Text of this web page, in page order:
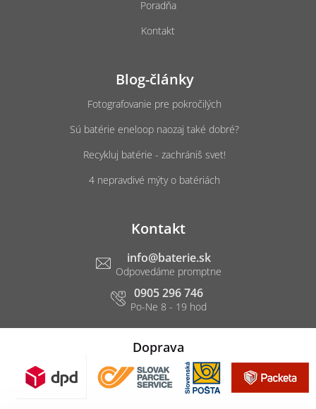
Poradňa
Kontakt
Blog-články
Fotografovanie pre pokročilých
Sú batérie eneloop naozaj také dobré?
Recykluj batérie - zachrániš svet!
4 nepravdivé mýty o batériách
Kontakt
info@baterie.sk
0905 296 746
Doprava